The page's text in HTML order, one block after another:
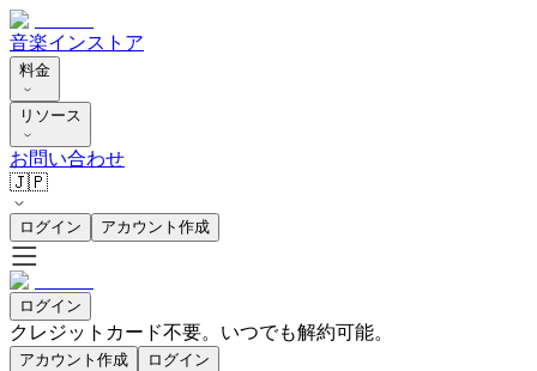
音楽インストア
料金
リソース
お問い合わせ
🇯🇵
ログイン アカウント作成
ログイン
クレジットカード不要。いつでも解約可能。
アカウント作成 ログイン